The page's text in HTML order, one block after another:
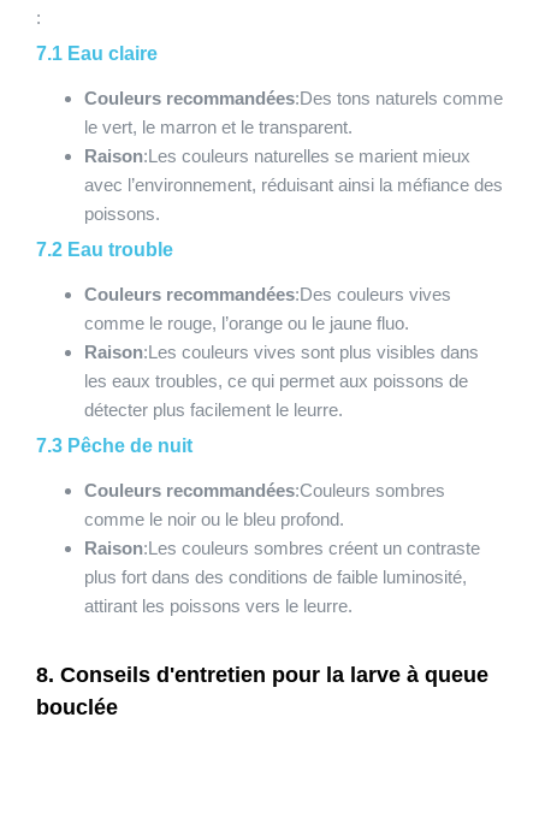
:
7.1 Eau claire
Couleurs recommandées:Des tons naturels comme
le vert, le marron et le transparent.
Raison:Les couleurs naturelles se marient mieux
avec l’environnement, réduisant ainsi la méfiance des
poissons.
7.2 Eau trouble
Couleurs recommandées:Des couleurs vives
comme le rouge, l’orange ou le jaune fluo.
Raison:Les couleurs vives sont plus visibles dans
les eaux troubles, ce qui permet aux poissons de
détecter plus facilement le leurre.
7.3 Pêche de nuit
Couleurs recommandées:Couleurs sombres
comme le noir ou le bleu profond.
Raison:Les couleurs sombres créent un contraste
plus fort dans des conditions de faible luminosité,
attirant les poissons vers le leurre.
8. Conseils d'entretien pour la larve à queue
bouclée